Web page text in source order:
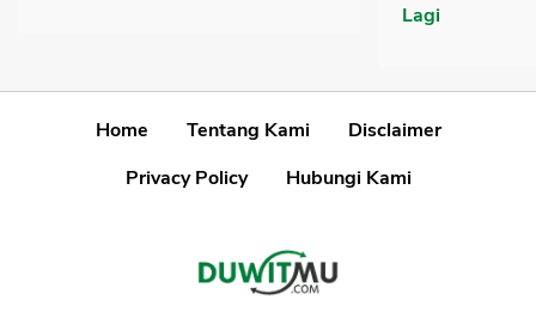
Lagi
Home Tentang Kami
Disclaimer
Privacy Policy
Hubungi Kami